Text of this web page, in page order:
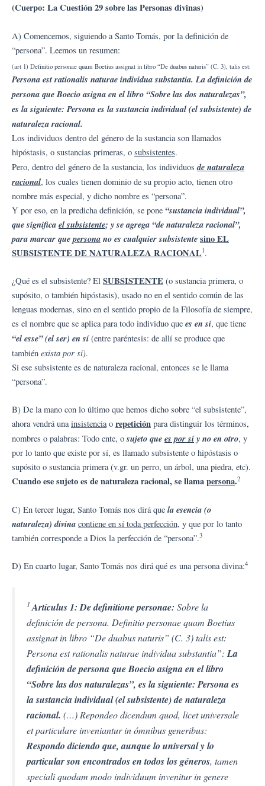
(Cuerpo: La Cuestión 29 sobre las Personas divinas)
A) Comencemos, siguiendo a Santo Tomás, por la definición de
“persona”. Leemos un resumen:
(art 1) Definitio personae quam Boetius assignat in libro “De duabus naturis” (C. 3), talis est:
Persona est rationalis naturae individua substantia. La definición de
persona que Boecio asigna en el libro “Sobre las dos naturalezas”,
es la siguiente: Persona es la sustancia individual (el subsistente) de
naturaleza racional.
Los individuos dentro del género de la sustancia son llamados
hipóstasis, o sustancias primeras, o subsistentes.
Pero, dentro del género de la sustancia, los individuosde naturaleza
racional, los cuales tienen dominio de su propio acto, tienen otro
nombre más especial, y dicho nombre es “persona”.
Y por eso, en la predicha definición, se pone “sustancia individual”,
que significael subsistente; y se agrega “de naturaleza racional”,
para marcar quepersonano es cualquier subsistentesino EL
SUBSISTENTE DE NATURALEZA RACIONAL1.
¿Qué es el subsistente? El SUBSISTENTE (o sustancia primera, o
supósito, o también hipóstasis), usado no en el sentido común de las
lenguas modernas, sino en el sentido propio de la Filosofía de siempre,
es el nombre que se aplica para todo individuo que es en sí, que tiene
“el esse” (el ser) en sí(entre paréntesis: de allí se produce que
también exista por sí).
Si ese subsistente es de naturaleza racional, entonces se le llama
“persona”.
B) De la mano con lo último que hemos dicho sobre “el subsistente”,
ahora vendrá unainsistenciao repetición para distinguir los términos,
nombres o palabras: Todo ente, osujeto quees por síy no en otro, y
por lo tanto que existe por sí, es llamado subsistente o hipóstasis o
supósito o sustancia primera (v.gr. un perro, un árbol, una piedra, etc).
Cuando ese sujeto es de naturaleza racional, se llamapersona.2
C) En tercer lugar, Santo Tomás nos dirá que la esencia (o
naturaleza) divina contiene en sí toda perfección, y que por lo tanto
también corresponde a Dios la perfección de “persona”.3
D) En cuarto lugar, Santo Tomás nos dirá qué es una persona divina:4
1 Artículus 1: De definitione personae: Sobre la
definición de persona. Definitio personae quam Boetius
assignat in libro “De duabus naturis” (C. 3) talis est:
Persona est rationalis naturae individua substantia”: La
definición de persona que Boecio asigna en el libro
“Sobre las dos naturalezas”, es la siguiente: Persona es
la sustancia individual (el subsistente) de naturaleza
racional. (…) Repondeo dicendum quod, licet universale
et particulare inveniantur in ómnibus generibus:
Respondo diciendo que, aunque lo universal y lo
particular son encontrados en todos los géneros, tamen
speciali quodam modo individuum invenitur in genere